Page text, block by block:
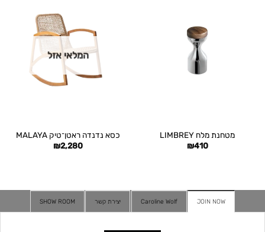
מטחנת מלח LIMBREY
₪410
המלאי אזל
כסא נדנדה ראטן־טיק MALAYA
₪2,280
JOIN NOW
Caroline Wolf יצירת קשר SHOW ROOM